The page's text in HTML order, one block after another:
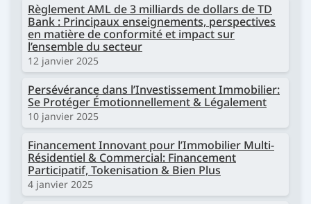
Règlement AML de 3 milliards de dollars de TD
Bank : Principaux enseignements, perspectives
en matière de conformité et impact sur
l’ensemble du secteur
12 janvier 2025
Persévérance dans l’Investissement Immobilier:
Se Protéger Émotionnellement & Légalement
10 janvier 2025
Financement Innovant pour l’Immobilier Multi-
Résidentiel & Commercial: Financement
Participatif, Tokenisation & Bien Plus
4 janvier 2025